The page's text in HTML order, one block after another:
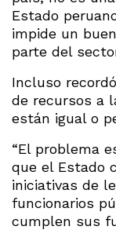
Estado
impide un
parte del
Incluso
de recursos a
están igual o
“El problema
que el Estado
iniciativas de
funcionarios
cumplen sus